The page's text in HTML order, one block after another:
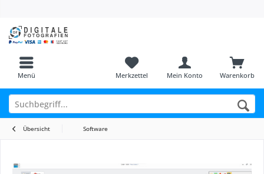
Menü Warenkorb
Merkzettel Mein Konto
Übersicht Software